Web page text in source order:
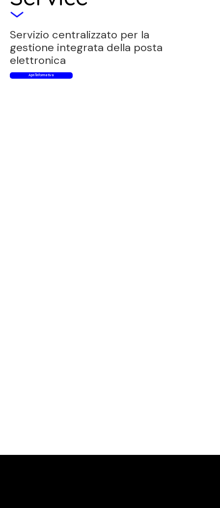
Servizio centralizzato per la
gestione integrata della posta
elettronica
Apri l'informativa